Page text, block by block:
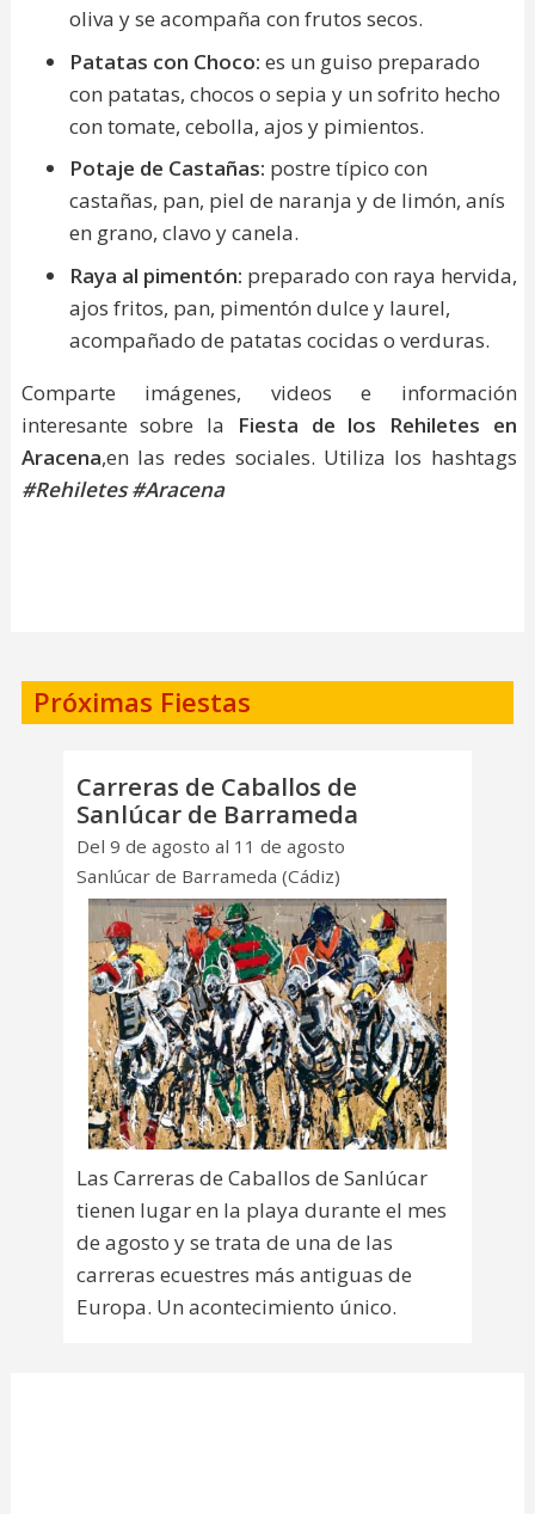
oliva y se acompaña con frutos secos.
Patatas con Choco: es un guiso preparado
con patatas, chocos o sepia y un sofrito hecho
con tomate, cebolla, ajos y pimientos.
Potaje de Castañas: postre típico con
castañas, pan, piel de naranja y de limón, anís
en grano, clavo y canela.
Raya al pimentón: preparado con raya hervida,
ajos fritos, pan, pimentón dulce y laurel,
acompañado de patatas cocidas o verduras.
Comparte imágenes, videos e información
interesante sobre la Fiesta de los Rehiletes en
Aracena,en las redes sociales. Utiliza los hashtags
#Rehiletes #Aracena
Próximas Fiestas
Carreras de Caballos de
Sanlúcar de Barrameda
Del 9 de agosto al 11 de agosto
Sanlúcar de Barrameda (Cádiz)
Las Carreras de Caballos de Sanlúcar
tienen lugar en la playa durante el mes
de agosto y se trata de una de las
carreras ecuestres más antiguas de
Europa. Un acontecimiento único.